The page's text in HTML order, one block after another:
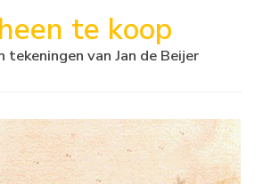
te koop
tekeningen van Jan de Beijer